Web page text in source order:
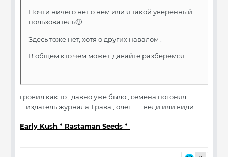
Почти ничего нет о нем или я такой уверенный
пользователь🙂.
Здесь тоже нет, хотя о других навалом .
В общем кто чем может, давайте разберемся.
гровил как то , давно уже было , семена погонял
....издатель журнала Трава , олег .......веди или види
Early Kush * Rastaman Seeds *